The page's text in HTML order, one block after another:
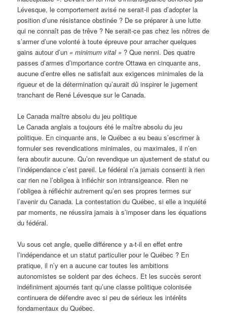
Lévesque, le comportement avisé ne serait-il pas d’adopter la
position d’une résistance obstinée ? De se préparer à une lutte
qui ne connaît pas de trêve ? Ne serait-ce pas chez les nôtres de
s’armer d’une volonté à toute épreuve pour arracher quelques
gains autour d’un « minimum vital » ? Que nenni. Des quatre
passes d’armes d’importance contre Ottawa en cinquante ans,
aucune d’entre elles ne satisfait aux exigences minimales de la
rigueur et de la détermination qu’aurait dû inspirer le jugement
tranchant de René Lévesque sur le Canada.
Le Canada maître absolu du jeu politique
Le Canada anglais a toujours été le maître absolu du jeu
politique. En cinquante ans, le Québec a eu beau s’escrimer à
formuler ses revendications minimales, ou maximales, il n’en
fera aboutir aucune. Qu’on revendique un ajustement de statut ou
l’indépendance c’est pareil. Le fédéral n’a jamais consenti à rien
car rien ne l’obligea à infléchir son intransigeance. Rien ne
l’obligea à réfléchir autrement qu’en ses propres termes sur
l’avenir du Canada. La contestation du Québec, si elle a inquiété
par moments, ne réussira jamais à s’imposer dans les équations
du fédéral.
Vu sous cet angle, quelle différence y a-t-il en effet entre
l’indépendance et un statut particulier pour le Québec ? En
pratique, il n’y en a aucune car toutes les ambitions
autonomistes se soldent par des échecs. Et les succès seront
indéfiniment ajournés tant qu’une classe politique colonisée
continuera de défendre avec si peu de sérieux les intérêts
fondamentaux du Québec.